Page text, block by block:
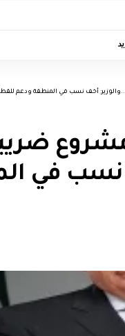
أخف نسب في المنطقة ودعم
مشروع
نسب في